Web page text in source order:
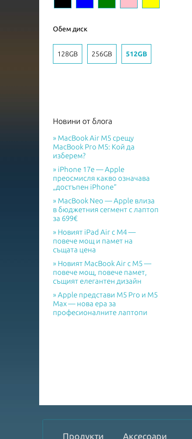
Обем диск
128GB 256GB 512GB
Новини от блога
MacBook Air M5 срещу
MacBook Pro M5: Кой да
изберем?
iPhone 17e — Apple
преосмисля какво означава
„достъпен iPhone“
MacBook Neo — Apple влиза
в бюджетния сегмент с лаптоп
за 699€
Новият iPad Air с M4 —
повече мощ и памет на
същата цена
Новият MacBook Air с M5 —
повече мощ, повече памет,
същият елегантен дизайн
Apple представи M5 Pro и M5
Max — нова ера за
професионалните лаптопи
Продукти Аксесоари